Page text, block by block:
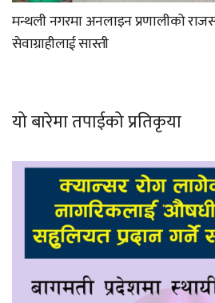
मन्थली नगरमा अनलाइन प्रणालीको
सेवाग्राहीलाई सास्ती
यो बारेमा तपाईको प्रतिकृया